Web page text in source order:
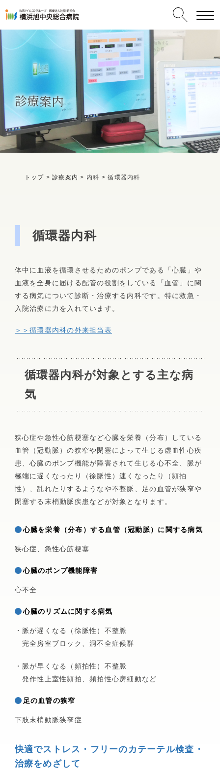
受診される方へ
保険外併用療養費について
業務上・通勤途上の傷病でおかかりの患者さまへ
入院のご案内
入院・退院のお手続き
個室のご案内
Wi-Fiサービスのご案内（PDF）
入院案内パンフレット（PDF）
外来腫瘍化学療法診療料について
一般健診(雇用時･定期)
横浜市民健診･がん検診
特定健診・特定保健指導
人間ドック
脳ドック
肺がんドック
医療費や福祉制度のご相談
外来担当表
肛門外科 内視鏡センター
肝臓専門外来
アレルギー・リウマチ膠原病・感染症内科
消化器内科
循環器内科
糖尿病内分泌内科
婦人科
消化器外科
乳腺外科
肛門外科(肛門疾患・排便機能外来)
形成外科・美容外科
脳神経外科
皮膚科
泌尿器科
眼科
病院について
理念・基本方針・職員の倫理・権利とお願い
臨床指標
個人情報保護方針
部署案内
看護部
放射線科
検査科
リハビリテーションセンター
栄養科
医療福祉相談室
当院の取り組み
市民公開講座
糖尿病セルフケア教室
市民公開講座 糖尿病セルフケア教室
地域医療連携室
不整脈専門外来からのお知らせ
薬事委員会からのお知らせ
外来担当表
診療案内
トップ >診療案内 > 内科 >循環器内科
循環器内科
体中に血液を循環させるためのポンプである「心臓」や
血液を全身に届ける配管の役割をしている「血管」に関
する病気について診断・治療する内科です。特に救急・
入院治療に力を入れています。
＞＞循環器内科の外来担当表
循環器内科が対象とする主な病
気
狭心症や急性心筋梗塞など心臓を栄養（分布）している
血管（冠動脈）の狭窄や閉塞によって生じる虚血性心疾
患、心臓のポンプ機能が障害されて生じる心不全、脈が
極端に遅くなったり（徐脈性）速くなったり（頻拍
性）、乱れたりするようなや不整脈、足の血管が狭窄や
閉塞する末梢動脈疾患などが対象となります。
心臓を栄養（分布）する血管（冠動脈）に関する病気
狭心症、急性心筋梗塞
心臓のポンプ機能障害
心不全
心臓のリズムに関する病気
・脈が遅くなる（徐脈性）不整脈
完全房室ブロック、洞不全症候群
・脈が早くなる（頻拍性）不整脈
発作性上室性頻拍、頻拍性心房細動など
足の血管の狭窄
下肢末梢動脈狭窄症
快適でストレス・フリーのカテーテル検査・
治療をめざして